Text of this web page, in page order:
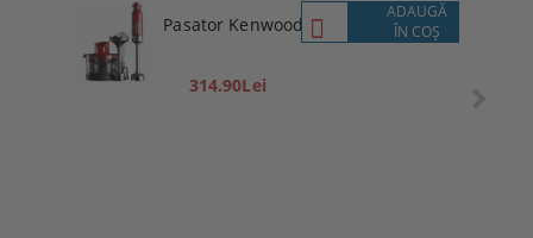
Pasator Kenwood
314.90Lei
ADAUGĂ
ÎN COŞ